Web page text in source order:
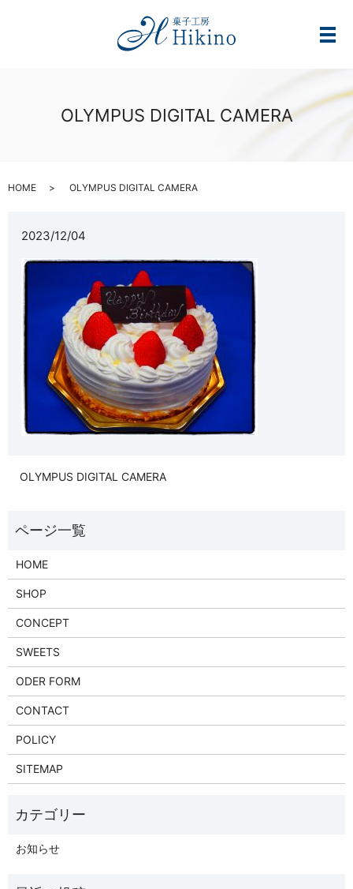
メ
OLYMPUS DIGITAL CAMERA
HOME OLYMPUS DIGITAL CAMERA
2023/12/04
OLYMPUS DIGITAL CAMERA
HOME
SHOP
CONCEPT
SWEETS
ODER FORM
CONTACT
POLICY
SITEMAP
お知らせ